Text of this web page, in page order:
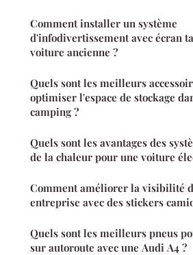
Comment installer un système
d'infodivertissement avec écran
voiture ancienne ?
Quels sont les meilleurs
optimiser l'espace de stockage
camping ?
Quels sont les avantages des
de la chaleur pour une voiture
Comment améliorer la visibilité
entreprise avec des stickers
Quels sont les meilleurs pneus
sur autoroute avec une Audi A4 ?